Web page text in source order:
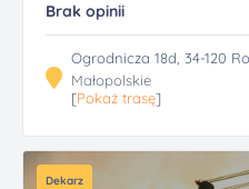
Brak opinii
Ogrodnicza 18d, 34-120
Małopolskie
[Pokaż trasę]
Dekarz